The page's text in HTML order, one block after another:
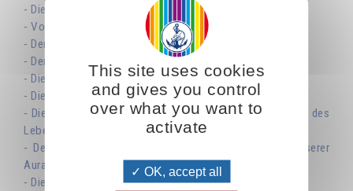
⁃ Die Phasen der Schöpfung
⁃ Von den Sternen bis zu den kleinsten Teilchen
⁃ Der himmlische Bogenschütze
⁃ Der Zentaur, ein mythologisches Wesen
⁃ Die Tarotkarte XIV: die Mäßigkeit
⁃ Die Tarotkarte XVII: der Stern
⁃ Die Planeten und Sternbilder arbeiten an der Erneuerung des
Lebens
⁃ Der Einfluss der Planeten hängt von der Reinheit unserer
Aura ab
⁃ Die Sterne machen geneigt, aber sie zwingen nicht
This site uses cookies
and gives you control
over what you want to
activate
OK, accept all